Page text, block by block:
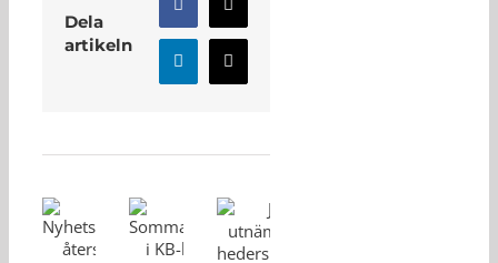
Dela
artikeln
Facebook
X
LinkedInE-
post